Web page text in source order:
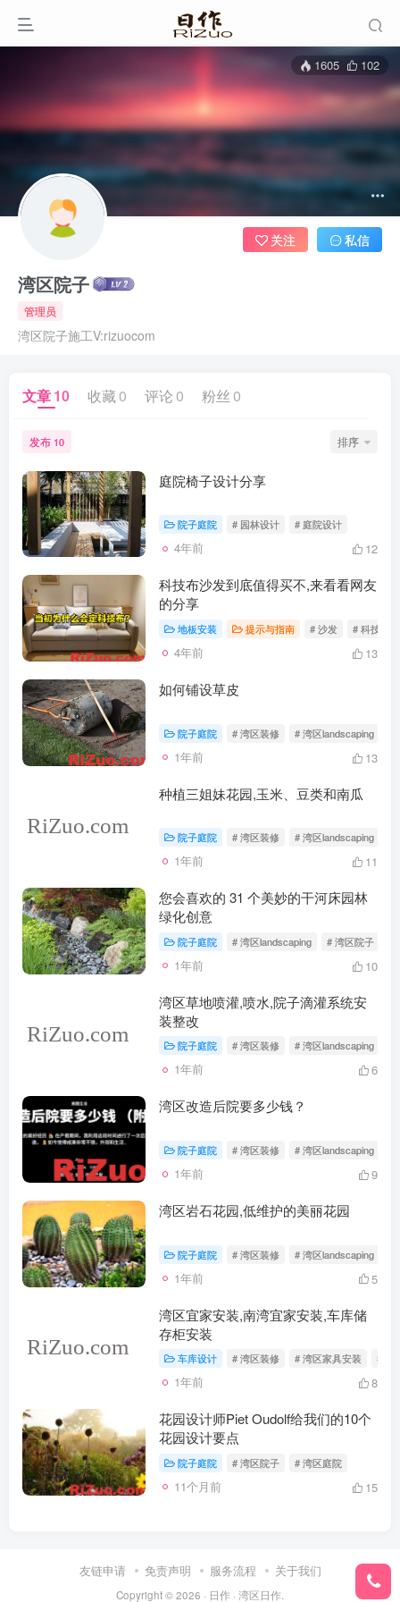
1605 102
湾区院子
管理员
湾区院子施工V:rizuocom
关注 私信
文章10 收藏 0 评论 0 粉丝 0
发布 10 排序
庭院椅子设计分享
院子庭院 # 园林设计 # 庭院设计
4年前 12
科技布沙发到底值得买不,来看看网友
的分享
地板安装 提示与指南 # 沙发 # 科技布
4年前 13
如何铺设草皮
院子庭院 # 湾区装修 # 湾区landscaping
1年前 13
种植三姐妹花园,玉米、豆类和南瓜
院子庭院 # 湾区装修 # 湾区landscaping
1年前 11
您会喜欢的 31 个美妙的干河床园林
绿化创意
院子庭院 # 湾区landscaping # 湾区院子
1年前 10
湾区草地喷灌,喷水,院子滴灌系统安
装整改
院子庭院 # 湾区装修 # 湾区landscaping
1年前 6
湾区改造后院要多少钱？
院子庭院 # 湾区装修 # 湾区landscaping
1年前 9
湾区岩石花园,低维护的美丽花园
院子庭院 # 湾区装修 # 湾区landscaping
1年前 5
湾区宜家安装,南湾宜家安装,车库储
存柜安装
车库设计 # 湾区装修 # 湾区家具安装 # 湾
1年前 8
花园设计师Piet Oudolf给我们的10个
花园设计要点
院子庭院 # 湾区院子 # 湾区庭院
11个月前 15
友链申请 免责声明 服务流程 关于我们
Copyright © 2026 · 日作 · 湾区日作